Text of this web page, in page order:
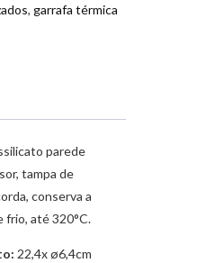
, garrafa térmica
parede
tampa de
conserva a
até 320°C.
22,4x ø6,4cm